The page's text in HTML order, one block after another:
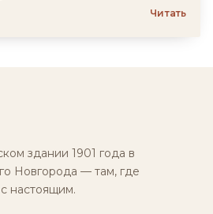
Читать
здании 1901 года в
Новгорода — там, где
настоящим.